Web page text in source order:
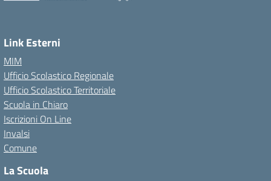
Link Esterni
MIM
Ufficio Scolastico Regionale
Ufficio Scolastico Territoriale
Scuola in Chiaro
Iscrizioni On Line
Invalsi
Comune
La Scuola